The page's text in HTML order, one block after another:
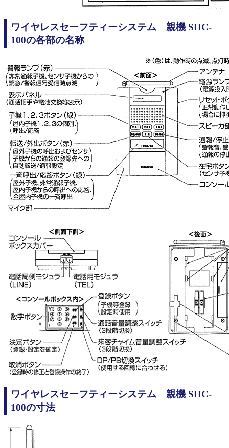
ワイヤレスセーフティーシステム 親機 SHC-
100の各部の名称
ワイヤレスセーフティーシステム 親機 SHC-
100の寸法